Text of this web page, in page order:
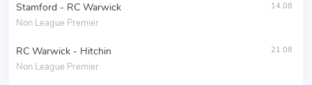
Stamford - RC Warwick
Non League Premier
14.08
RC Warwick - Hitchin
Non League Premier
21.08